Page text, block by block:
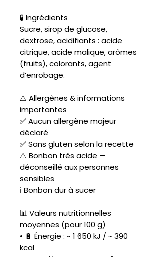
🧪 Ingrédients
Sucre, sirop de glucose,
dextrose, acidifiants : acide
citrique, acide malique, arômes
(fruits), colorants, agent
d’enrobage.
⚠️ Allergènes & informations
importantes
✅ Aucun allergène majeur
déclaré
✅ Sans gluten selon la recette
⚠️ Bonbon très acide —
déconseillé aux personnes
sensibles
ℹ️ Bonbon dur à sucer
📊 Valeurs nutritionnelles
moyennes (pour 100 g)
• 🔋 Énergie : ~ 1 650 kJ / ~ 390
kcal